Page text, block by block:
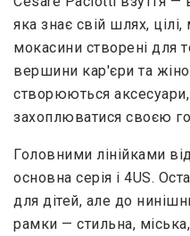
яка знає свій шлях, цілі,
мокасини створені для
вершини кар'єри та
створюються
захоплюватися своєю
Головними лінійками
основна серія і 4US.
для дітей, але до
рамки — стильна,